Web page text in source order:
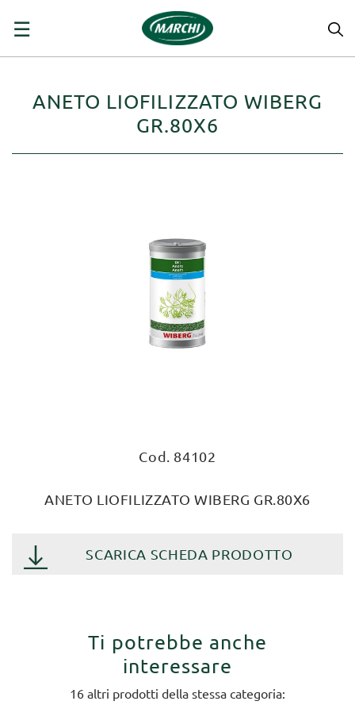
navigazione
☰
ANETO LIOFILIZZATO WIBERG
GR.80X6
Cod. 84102
ANETO LIOFILIZZATO WIBERG GR.80X6
SCARICA SCHEDA PRODOTTO
Ti potrebbe anche
interessare
16 altri prodotti della stessa categoria: